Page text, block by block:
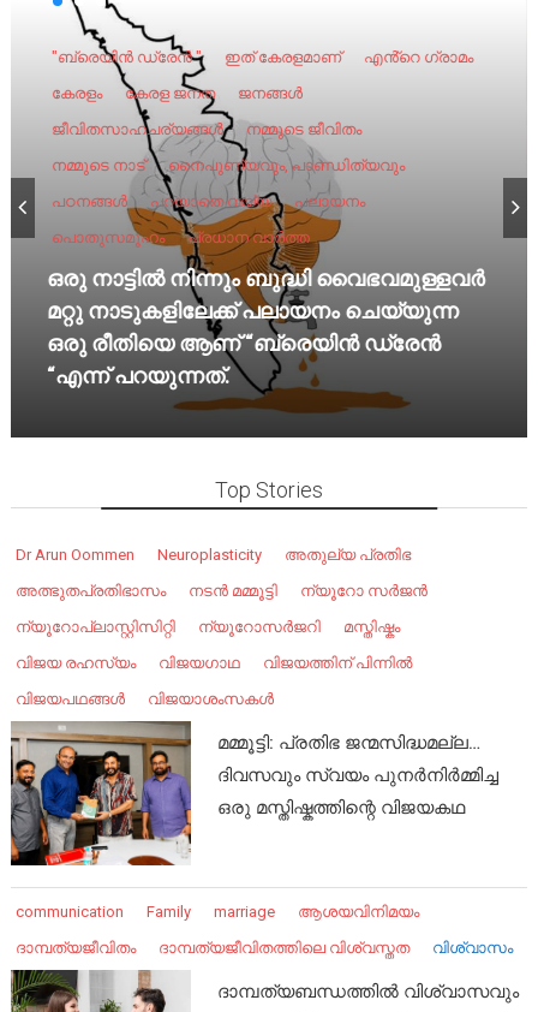
Top Stories
Dr Arun Oommen Neuroplasticity
അതുല്യ പ്രതിഭ
അത്ഭുതപ്രതിഭാസം
നടൻ മമ്മൂട്ടി
ന്യൂറോ സർജൻ
ന്യൂറോപ്ലാസ്റ്റിസിറ്റി
ന്യൂറോസർജറി
മസ്തിഷ്കം
വിജയ രഹസ്യം
വിജയഗാഥ
വിജയത്തിന് പിന്നിൽ
വിജയപഥങ്ങൾ
വിജയാശംസകൾ
മമ്മൂട്ടി: പ്രതിഭ ജന്മസിദ്ധമല്ല…
ദിവസവും സ്വയം പുനർനിർമ്മിച്ച
ഒരു മസ്തിഷ്കത്തിന്റെ വിജയകഥ
communication Family marriage
ആശയവിനിമയം
ദാമ്പത്യജീവിതം
ദാമ്പത്യജീവിതത്തിലെ വിശ്വസ്തത വിശ്വാസം
ദാമ്പത്യബന്ധത്തിൽ വിശ്വാസവും
"ബ്രെയിൻ ഡ്രേൻ " ഇത് കേരളമാണ്
എൻ്റെ ഗ്രാമം
കേരളം
കേരള ജനത
ജനങ്ങൾ
ജീവിതസാഹചര്യങ്ങൾ
നമ്മുടെ ജീവിതം
നമ്മുടെ നാട്‌
നൈപുണ്യവും, പാണ്ഡിത്യവും
പഠനങ്ങൾ
പറയാതെ വയ്യ
പലായനം
പൊതുസമൂഹം
പ്രധാന വാർത്ത
ഒരു നാട്ടിൽ നിന്നും ബുദ്ധി വൈഭവമുള്ളവർ
മറ്റു നാടുകളിലേക്ക് പലായനം ചെയ്യുന്ന
ഒരു രീതിയെ ആണ് “ബ്രെയിൻ ഡ്രേൻ
“എന്ന് പറയുന്നത്.